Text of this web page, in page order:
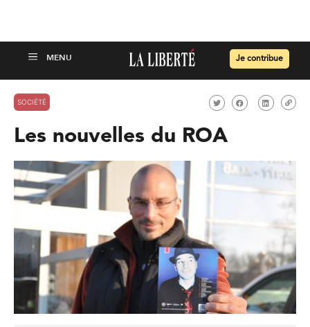
Je contribue
SOCIÉTÉ
Les nouvelles du ROA